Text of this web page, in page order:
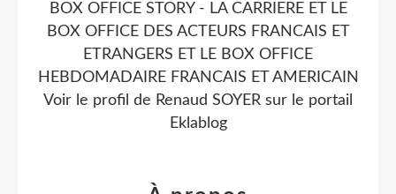
BOX OFFICE STORY - LA CARRIERE ET LE
BOX OFFICE DES ACTEURS FRANCAIS ET
ETRANGERS ET LE BOX OFFICE
HEBDOMADAIRE FRANCAIS ET AMERICAIN
Voir le profil de Renaud SOYER sur le portail
Eklablog